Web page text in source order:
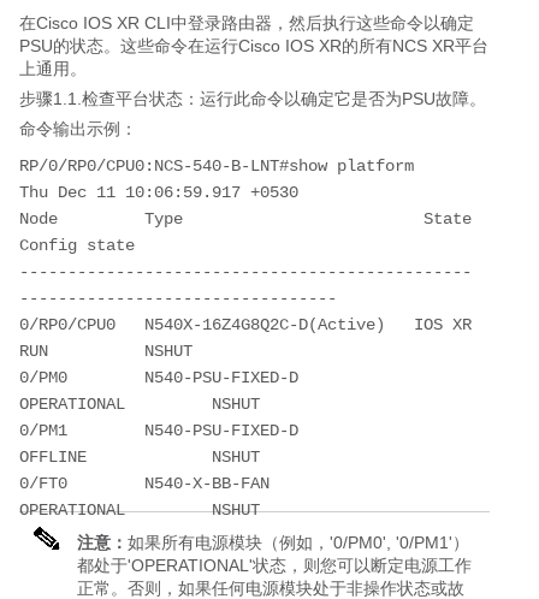
在Cisco IOS XR CLI中登录路由器，然后执行这些命令以确定
PSU的状态。这些命令在运行Cisco IOS XR的所有NCS XR平台
上通用。
步骤1.1.检查平台状态：运行此命令以确定它是否为PSU故障。
命令输出示例：
RP/0/RP0/CPU0:NCS-540-B-LNT#show platform
Thu Dec 11 10:06:59.917 +0530
Node         Type                         State
Config state
-----------------------------------------------
---------------------------------
0/RP0/CPU0   N540X-16Z4G8Q2C-D(Active)   IOS XR
RUN          NSHUT
0/PM0        N540-PSU-FIXED-D
OPERATIONAL         NSHUT
0/PM1        N540-PSU-FIXED-D
OFFLINE             NSHUT
0/FT0        N540-X-BB-FAN
OPERATIONAL         NSHUT
注意： 如果所有电源模块（例如，'0/PM0', '0/PM1'）
都处于'OPERATIONAL'状态，则您可以断定电源工作
正常。否则，如果任何电源模块处于非操作状态或故